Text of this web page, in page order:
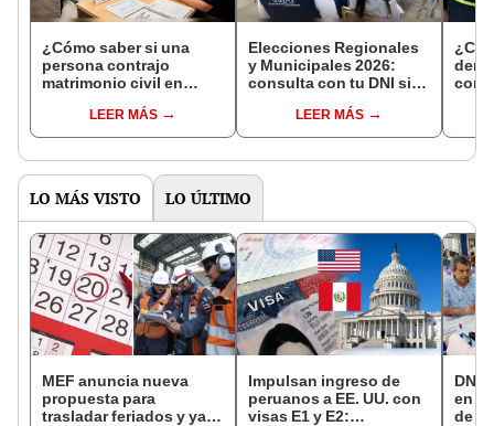
¿Cómo saber si una
persona contrajo
matrimonio civil en
LEER MÁS
Elecciones Regionales
y Municipales 2026:
consulta con tu DNI si
de mesa para este 4 de
octubre en el link oficial
LEER MÁS
con
LO MÁS VISTO LO ÚLTIMO
MEF anuncia nueva
propuesta para
trasladar feriados y ya
Impulsan ingreso de
peruanos a EE. UU. con
visas E1 y E2:
DNI
en
de